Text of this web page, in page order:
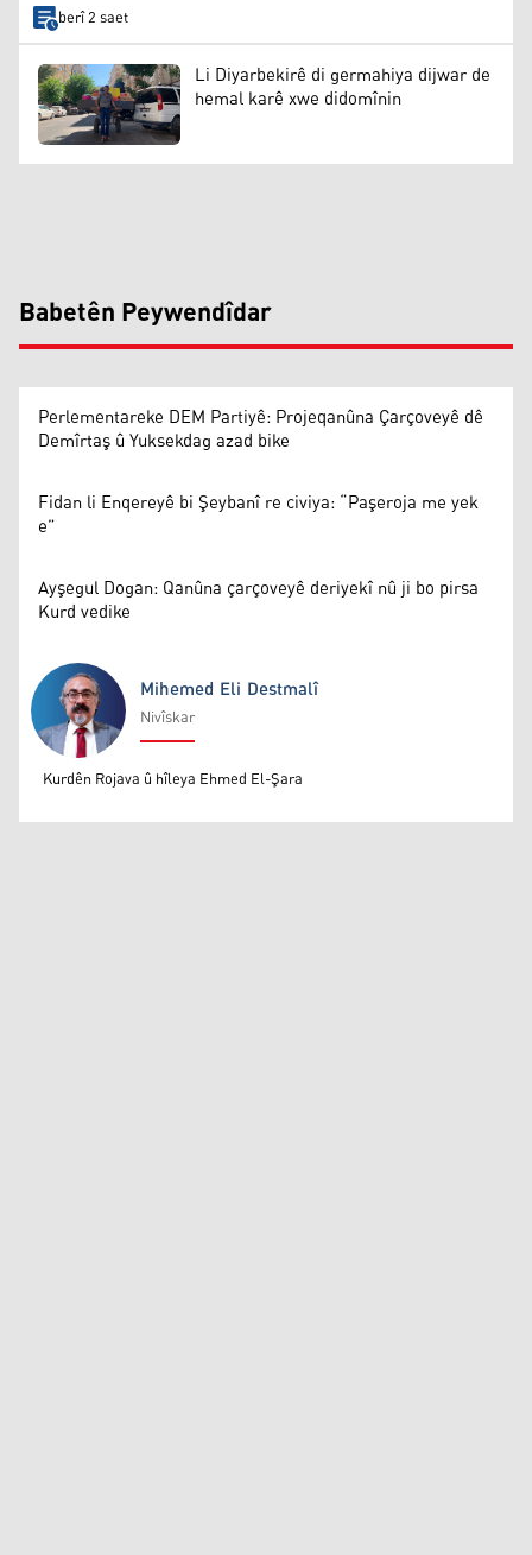
berî 2 saet
Li Diyarbekirê di germahiya dijwar de
hemal karê xwe didomînin
Babetên Peywendîdar
Perlementareke DEM Partiyê: Projeqanûna Çarçoveyê dê
Demîrtaş û Yuksekdag azad bike
Fidan li Enqereyê bi Şeybanî re civiya: “Paşeroja me yek
e”
Ayşegul Dogan: Qanûna çarçoveyê deriyekî nû ji bo pirsa
Kurd vedike
Mihemed Eli Destmalî
Mihemed Eli Destmalî
Nivîskar
Kurdên Rojava û hîleya Ehmed El-Şara